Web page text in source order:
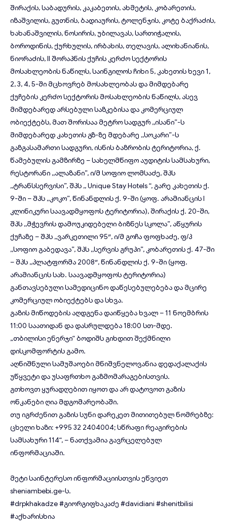
შირაქის, საბადურის, კაკაბეთის, ახმეტის, კობარეთის,
იზაშვილის, გუთნის, ბადიაურის, ტოლენჯის, კოტე ბაქრაძის,
ხახანაშვილის, ნოსირის, უბილავას, სართიჭალის,
ბოროდინის, ქურხულის, ირბახის, თელავის, ალიხანიანის,
ნიორაძის, II შორაპნის ქუჩის კერძო სექტორის
მოსახლეობის ნაწილს, საინგილოს ჩიხი 5, კახეთის ხევი 1,
2, 3, 4, 5-ში მცხოვრებ მოსახლეობას და მიმდებარე
ქუჩების კერძო სექტორის მოსახლეობის ნაწილს, ასევ
მიმდებარედ არსებული საზკებისა და კომერციულ
ობიექტებს, მათ შორისაა მეტრო სადგურ ,,ისანი”-ს
მიმდებარედ კახეთის გზ-ზე მდებარე ,,სოკარი”-ს
გაზგასამართი სადგური, ისნის ბაზრობის ტერიტორია, ქ.
წამებულის გამზირზე – სახელმწიფო აუდიტის სამსახური,
რესტორანი ,,ალაზანი”, ი/მ სოფიო ლომსაძე, შპს
,,ტრანსსერვისი”, შპს ,, Unique Stay Hotels “, გარე კახეთის ქ.
9-ში – შპს ,,კოკო”, წინანდლის ქ. 9-ში (ყოფ. არამიანცის I
კლინიკური საავადმყოფოს ტერიტორია), შირაქის ქ. 20-ში,
შპს ,,მჭევრის დამოუკიდებელი ბიზნეს სკოლა”, აწყურის
ქუჩაზე – შპს ,,ვარკეთილი 95″, ი/მ გოჩა ფოფხაძე, ფ/პ
,,სოფიო გაბედავა”, შპს ,,სერვის გრუპი”, კობარეთის ქ. 47-ში
– შპს ,,პლატფორმა 2008″, წინანდლის ქ. 9-ში (ყოფ.
არამიანცის სახ. საავადმყოფოს ტერიტორია)
განთავსებული სამედიცინო დაწესებულებება და მცირე
კომერციულ ობიექტებს და სხვა.
გაზის მიწოდების აღდგენა დაიწყება ხვალ – 11 ნოემბრის
11:00 საათიდან და დასრულდება 18:00 სთ-მდე.
„თბილისი ენერჯი“ ბოდიშს გიხდით შექმნილი
დისკომფორტის გამო.
აღნიშნული სამუშაოები მნიშვნელოვანია დედაქალაქის
უწყვეტი და უსაფრთხო გაზმომარაგებისთვის.
გთხოვთ ყურადღებით იყოთ და არ დატოვოთ გაზის
ონკანები ღია მდგომარეობაში.
თუ იგრძენით გაზის სუნი დარეკეთ მითითებულ ნომრებზე:
ცხელი ხაზი: +995 32 2404004; სწრაფი რეაგირების
სამსახური 114“, – ნათქვამია გავრცელებულ
ინფორმაციაში.
მეტი საინტერესო ინფორმაციისთვის ეწვიეთ
sheniambebi.ge-ს.
#drpkhakadze#გიორგიფხაკაძე #davidiani #shenitbilisi
#აქხარისხია